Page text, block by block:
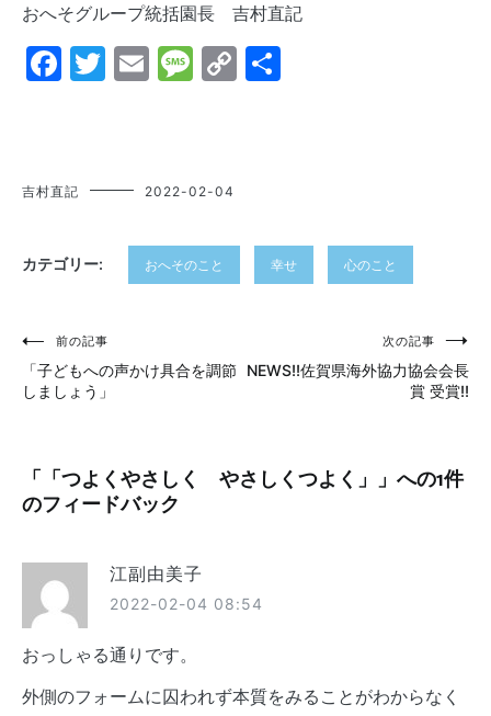
おへそグループ統括園長 吉村直記
Facebook
Twitter
EmailMessage
Copy
吉村直記 2022-02-04
カテゴリー: おへそのこと 幸せ 心のこと
投
稿
ビ
ゲ
シ
ョ
ン
前の記事
「子どもへの声かけ具合を調節
しましょう」
次の記事
NEWS!!佐賀県海外協力協会会長
賞 受賞!!
「 「つよくやさしく やさしくつよく」 」への1件
のフィードバック
江副由美子
2022-02-04 08:54
おっしゃる通りです。
外側のフォームに囚われず本質をみることがわからなく